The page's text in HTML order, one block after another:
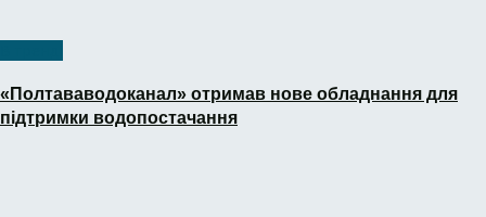
«Полтававодоканал» отримав нове обладнання для
підтримки водопостачання